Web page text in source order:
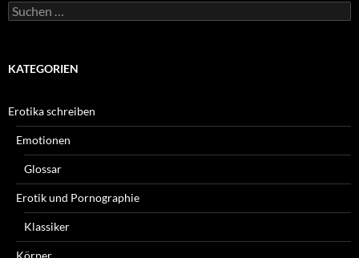
Suchen
nach:
KATEGORIEN
Erotika schreiben
Emotionen
Glossar
Erotik und Pornographie
Klassiker